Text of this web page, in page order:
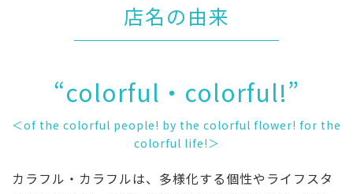
店名の由来
“colorful・colorful!”
＜of the colorful people! by the colorful flower! for the
colorful life!＞
カラフル・カラフルは、多様化する個性やライフスタ